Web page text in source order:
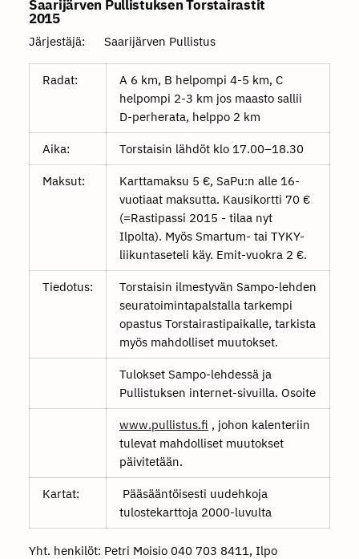
Saarijärven Pullistuksen Torstairastit
2015
Järjestäjä: Saarijärven Pullistus
Radat:
A 6 km, B helpompi 4-5 km, C
helpompi 2-3 km jos maasto sallii
D-perherata, helppo 2 km
Aika: Torstaisin lähdöt klo 17.00–18.30
Maksut:
Karttamaksu 5 €, SaPu:n alle 16-
vuotiaat maksutta. Kausikortti 70 €
(=Rastipassi 2015 - tilaa nyt
Ilpolta). Myös Smartum- tai TYKY-
liikuntaseteli käy. Emit-vuokra 2 €.
Tiedotus:
Torstaisin ilmestyvän Sampo-lehden
seuratoimintapalstalla tarkempi
opastus Torstairastipaikalle, tarkista
myös mahdolliset muutokset.
Tulokset Sampo-lehdessä ja
Pullistuksen internet-sivuilla. Osoite
www.pullistus.fi , johon kalenteriin
tulevat mahdolliset muutokset
päivitetään.
Kartat:
Pääsääntöisesti uudehkoja
tulostekarttoja 2000-luvulta
Yht. henkilöt: Petri Moisio 040 703 8411, Ilpo